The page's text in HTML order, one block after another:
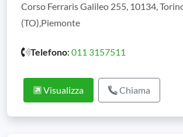
Corso Ferraris Galileo 255, 10134,
(TO),Piemonte
Telefono: 011 3157511
Visualizza Chiama